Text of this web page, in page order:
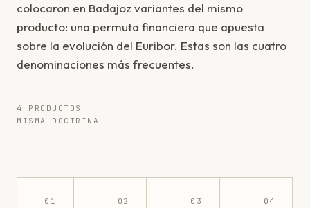
colocaron en Badajoz variantes del mismo
producto: una permuta financiera que apuesta
sobre la evolución del Euribor. Estas son las cuatro
denominaciones más frecuentes.
4 PRODUCTOS
MISMA DOCTRINA
01 02 03 04